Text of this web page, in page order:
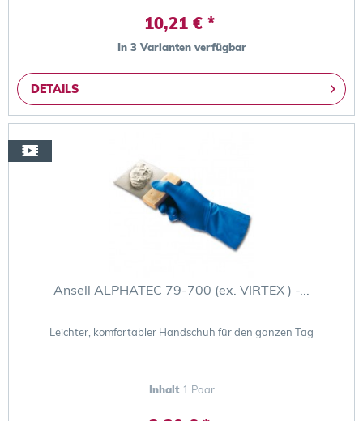
10,21 € *
In 3 Varianten verfügbar
DETAILS
Ansell ALPHATEC 79-700 (ex. VIRTEX ) -...
Leichter, komfortabler Handschuh für den ganzen Tag
Inhalt 1 Paar